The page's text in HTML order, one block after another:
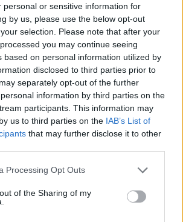
personal or sensitive information for
by us, please use the below opt-out
selection. Please note that after your
you may continue seeing
based on personal information utilized by
disclosed to third parties prior to
separately opt-out of the further
information by third parties on the
participants. This information may
us to third parties on the IAB’s List of
that may further disclose it to other
Processing Opt Outs
of the Sharing of my
ne sera pas publiée. Les champs
avec *